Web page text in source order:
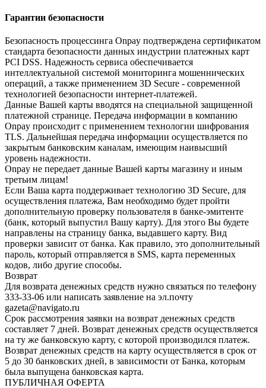
Гарантии безопасности
Безопасность процессинга Onpay подтверждена сертификатом
стандарта безопасности данных индустрии платежных карт
PCI DSS. Надежность сервиса обеспечивается
интеллектуальной системой мониторинга мошеннических
операций, а также применением 3D Secure - современной
технологией безопасности интернет-платежей.
Данные Вашей карты вводятся на специальной защищенной
платежной странице. Передача информации в компанию
Onpay происходит с применением технологии шифрования
TLS. Дальнейшая передача информации осуществляется по
закрытым банковским каналам, имеющим наивысший
уровень надежности.
Onpay не передает данные Вашей карты магазину и иным
третьим лицам!
Если Ваша карта поддерживает технологию 3D Secure, для
осуществления платежа, Вам необходимо будет пройти
дополнительную проверку пользователя в банке-эмитенте
(банк, который выпустил Вашу карту). Для этого Вы будете
направлены на страницу банка, выдавшего карту. Вид
проверки зависит от банка. Как правило, это дополнительный
пароль, который отправляется в SMS, карта переменных
кодов, либо другие способы.
Возврат
Для возврата денежных средств нужно связаться по телефону
333-33-06 или написать заявление на эл.почту
gazeta@navigato.ru
Срок рассмотрения заявки на возврат денежных средств
составляет 7 дней. Возврат денежных средств осуществляется
на ту же банковскую карту, с которой производился платеж.
Возврат денежных средств на карту осуществляется в срок от
5 до 30 банковских дней, в зависимости от Банка, которым
была выпущена банковская карта.
ПУБЛИЧНАЯ ОФЕРТА